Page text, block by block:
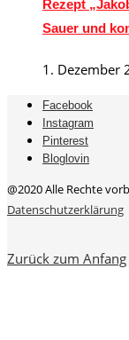
Rezept
Sauer und
1. Dezember
Facebook
Instagram
Pinterest
Bloglovin
@2020 Alle Rechte
Datenschutzerklärung
Zurück zum Anfang